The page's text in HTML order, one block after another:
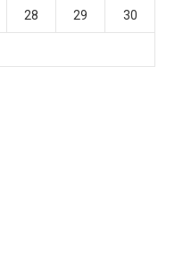
28 29 30